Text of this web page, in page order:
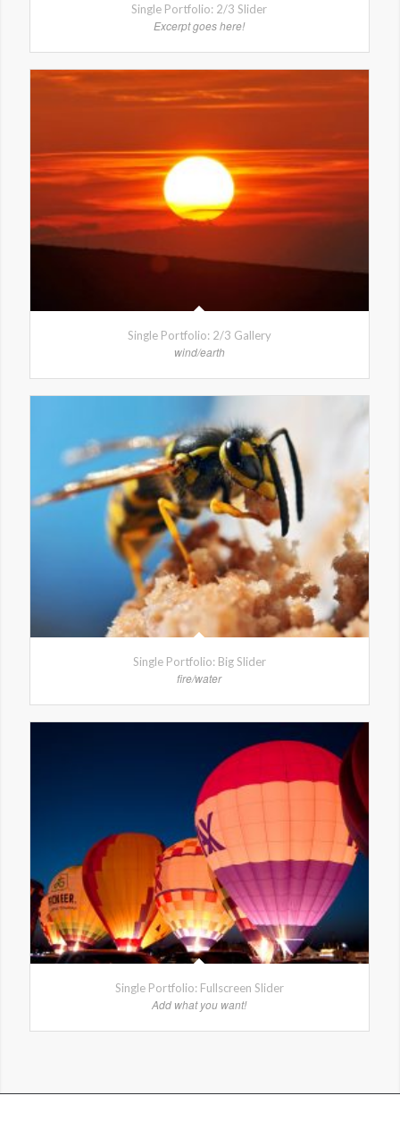
Single Portfolio: 2/3 Slider
Excerpt goes here!
Single Portfolio: 2/3 Gallery
wind/earth
Single Portfolio: Big Slider
fire/water
Single Portfolio: Fullscreen Slider
Add what you want!